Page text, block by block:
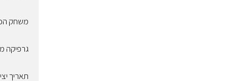
משחק
גרפיקה
תאריך יציאה: